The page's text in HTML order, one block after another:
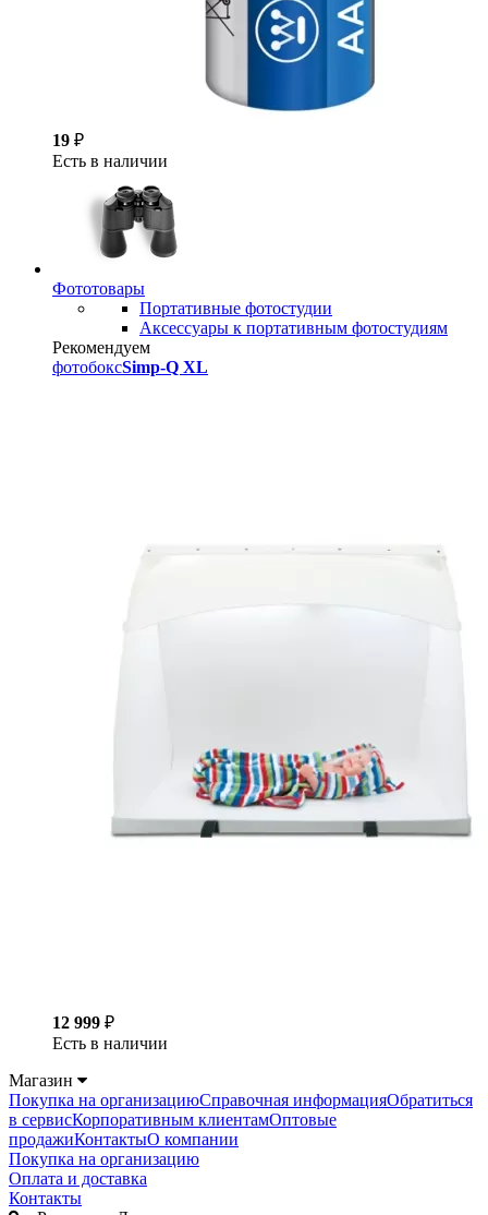
19 ₽
Есть в наличии
Фототовары
Портативные фотостудии
Аксессуары к портативным фотостудиям
Рекомендуем
фотобоксSimp-Q XL
12 999 ₽
Есть в наличии
Магазин
Покупка на организациюСправочная информацияОбратиться
в сервисКорпоративным клиентамОптовые
продажиКонтактыО компании
Покупка на организацию
Оплата и доставка
Контакты